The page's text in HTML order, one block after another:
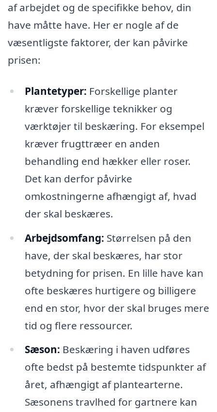
af arbejdet og de specifikke behov, din
have måtte have. Her er nogle af de
væsentligste faktorer, der kan påvirke
prisen:
Plantetyper: Forskellige planter
kræver forskellige teknikker og
værktøjer til beskæring. For eksempel
kræver frugttræer en anden
behandling end hækker eller roser.
Det kan derfor påvirke
omkostningerne afhængigt af, hvad
der skal beskæres.
Arbejdsomfang: Størrelsen på den
have, der skal beskæres, har stor
betydning for prisen. En lille have kan
ofte beskæres hurtigere og billigere
end en stor, hvor der skal bruges mere
tid og flere ressourcer.
Sæson: Beskæring i haven udføres
ofte bedst på bestemte tidspunkter af
året, afhængigt af plantearterne.
Sæsonens travlhed for gartnere kan